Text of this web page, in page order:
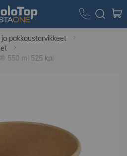
pakkaustarvikkeet
550 ml 525 kpl